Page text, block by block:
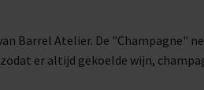
Barrel Atelier. De "Champagne"
er altijd gekoelde wijn,